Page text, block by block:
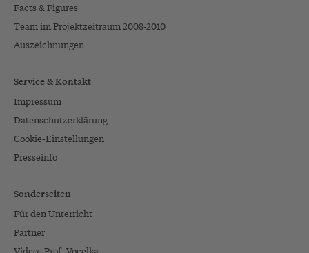
Facts & Figures
Team im Projektzeitraum 2008-2010
Auszeichnungen
Service & Kontakt
Impressum
Datenschutzerklärung
Cookie-Einstellungen
Presseinfo
Sonderseiten
Für den Unterricht
Partner